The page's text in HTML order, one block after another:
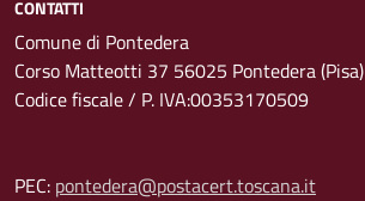
CONTATTI
Comune di Pontedera
Corso Matteotti 37 56025 Pontedera (Pisa)
Codice fiscale / P. IVA:00353170509
PEC: pontedera@postacert.toscana.it